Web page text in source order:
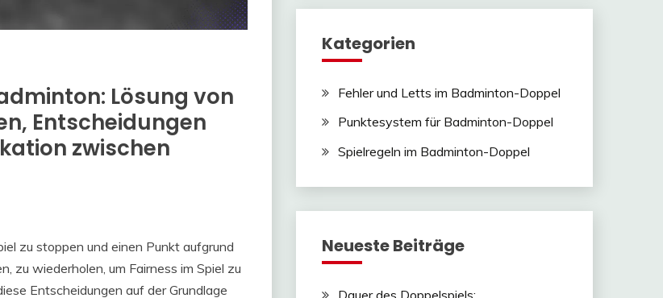
Lösung von
Entscheidungen
zwischen
zu stoppen und einen Punkt aufgrund
zu wiederholen, um Fairness im Spiel zu
Entscheidungen auf der Grundlage
Kategorien
Fehler und Letts im Badminton-Doppel
Punktesystem für Badminton-Doppel
Spielregeln im Badminton-Doppel
Neueste Beiträge